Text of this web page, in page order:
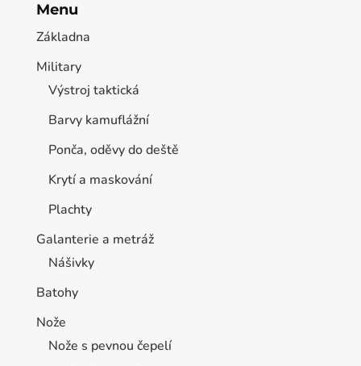
Menu
Základna
Military
Výstroj taktická
Barvy kamuflážní
Ponča, oděvy do deště
Krytí a maskování
Plachty
Galanterie a metráž
Nášivky
Batohy
Nože
Nože s pevnou čepelí